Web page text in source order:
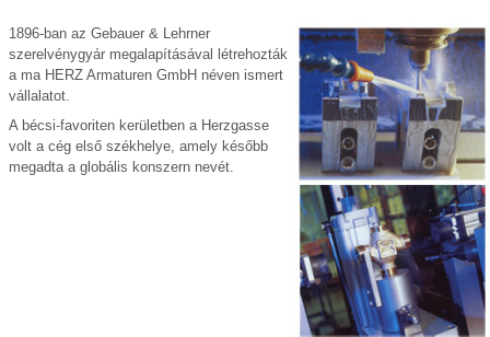
1896-ban az Gebauer & Lehrner
szerelvénygyár megalapításával létrehozták
a ma HERZ Armaturen GmbH néven ismert
vállalatot.
A bécsi-favoriten kerületben a Herzgasse
volt a cég első székhelye, amely később
megadta a globális konszern nevét.